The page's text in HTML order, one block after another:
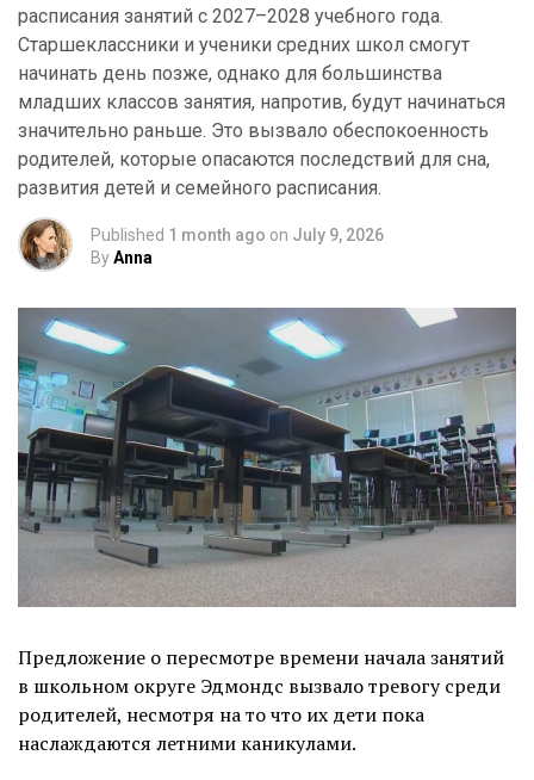
расписания занятий с 2027–2028 учебного года.
Старшеклассники и ученики средних школ смогут
начинать день позже, однако для большинства
младших классов занятия, напротив, будут начинаться
значительно раньше. Это вызвало обеспокоенность
родителей, которые опасаются последствий для сна,
развития детей и семейного расписания.
Published 1 month ago on July 9, 2026
ByAnna
Предложение о пересмотре времени начала занятий
в школьном округе Эдмондс вызвало тревогу среди
родителей, несмотря на то что их дети пока
наслаждаются летними каникулами.